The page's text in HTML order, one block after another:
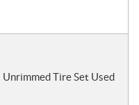
Tire Set Used